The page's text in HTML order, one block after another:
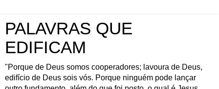
PALAVRAS QUE
EDIFICAM
"Porque de Deus somos cooperadores; lavoura de Deus,
edifício de Deus sois vós. Porque ninguém pode lançar